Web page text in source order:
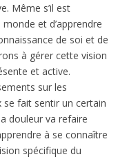
Même s’il est
et d’apprendre
de soi et de
à gérer cette vision
et active.
sur les
se fait sentir un certain
douleur va refaire
à se connaître
spécifique du